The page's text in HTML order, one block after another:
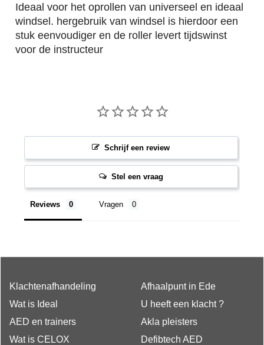
Ideaal voor het oprollen van universeel en ideaal
windsel. hergebruik van windsel is hierdoor een
stuk eenvoudiger en de roller levert tijdswinst
voor de instructeur
Schrijf een review
Stel een vraag
Reviews Vragen
Klachtenafhandeling
Wat is Ideal
AED en trainers
Wat is CELOX
Afhaalpunt in Ede
U heeft een klacht ?
Akla pleisters
Defibtech AED